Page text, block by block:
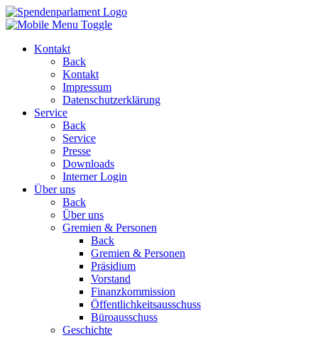
Kontakt
Back
Kontakt
Impressum
Datenschutzerklärung
Service
Back
Service
Presse
Downloads
Interner Login
Über uns
Back
Über uns
Gremien & Personen
Back
Gremien & Personen
Präsidium
Vorstand
Finanzkommission
Öffentlichkeitsausschuss
Büroausschuss
Geschichte